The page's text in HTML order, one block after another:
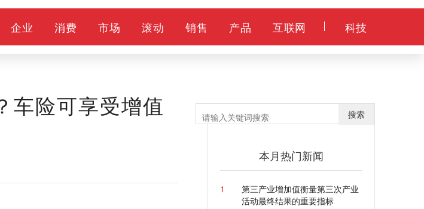
企业 消费 市场 滚动 销售 产品 互联网 科技
车险可享受增值
搜索
本月热门新闻
1
第三产业增加值衡量第三次产业
活动最终结果的重要指标